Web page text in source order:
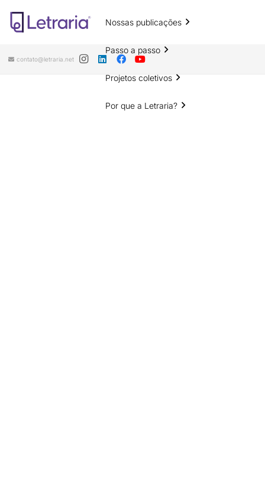
Nossas publicações
Passo a passo
Projetos coletivos
Por que a Letraria?
contato@letraria.net